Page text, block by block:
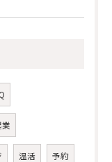
業
温活 予約